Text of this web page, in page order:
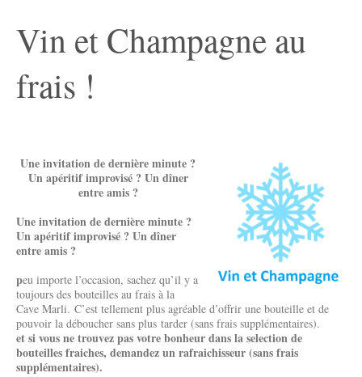
Vin et Champagne au
frais !
Une invitation de dernière minute ?
Un apéritif improvisé ? Un dîner
entre amis ?
Une invitation de dernière minute ?
Un apéritif improvisé ? Un dîner
entre amis ?
peu importe l’occasion, sachez qu’il y a
toujours des bouteilles au frais à la
Cave Marli. C’est tellement plus agréable d’offrir une bouteille et de
pouvoir la déboucher sans plus tarder (sans frais supplémentaires).
et si vous ne trouvez pas votre bonheur dans la selection de
bouteilles fraiches, demandez un rafraichisseur (sans frais
supplémentaires).